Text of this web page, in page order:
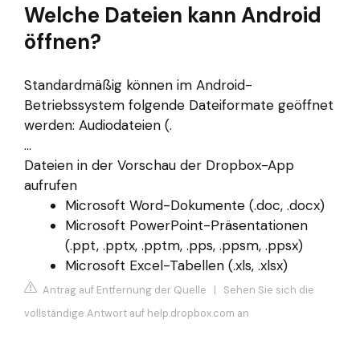
Welche Dateien kann Android
öffnen?
Standardmäßig können im Android-
Betriebssystem folgende Dateiformate geöffnet
werden: Audiodateien (.
...
Dateien in der Vorschau der Dropbox-App
aufrufen
Microsoft Word-Dokumente (.doc, .docx)
Microsoft PowerPoint-Präsentationen
(.ppt, .pptx, .pptm, .pps, .ppsm, .ppsx)
Microsoft Excel-Tabellen (.xls, .xlsx)
Antrag auf Entfernung der Quelle | Sehen Sie sich die
vollständige Antwort auf help.dropbox.com an